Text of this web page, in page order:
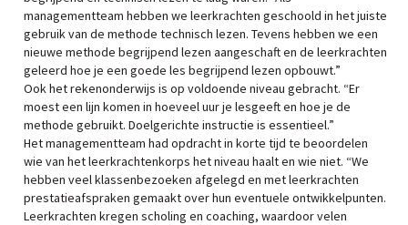
managementteam hebben we leerkrachten geschoold in het juiste
gebruik van de methode technisch lezen. Tevens hebben we een
nieuwe methode begrijpend lezen aangeschaft en de leerkrachten
geleerd hoe je een goede les begrijpend lezen opbouwt.”
Ook het rekenonderwijs is op voldoende niveau gebracht. “Er
moest een lijn komen in hoeveel uur je lesgeeft en hoe je de
methode gebruikt. Doelgerichte instructie is essentieel.”
Het managementteam had opdracht in korte tijd te beoordelen
wie van het leerkrachtenkorps het niveau haalt en wie niet. “We
hebben veel klassenbezoeken afgelegd en met leerkrachten
prestatieafspraken gemaakt over hun eventuele ontwikkelpunten.
Leerkrachten kregen scholing en coaching, waardoor velen